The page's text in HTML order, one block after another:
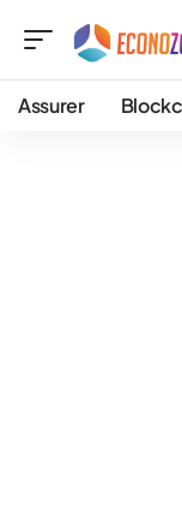
Assurer